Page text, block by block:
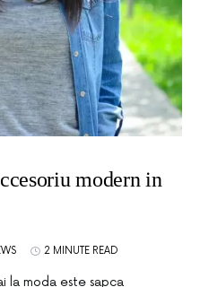
modern in
2 MINUTE READ
la moda este sapca